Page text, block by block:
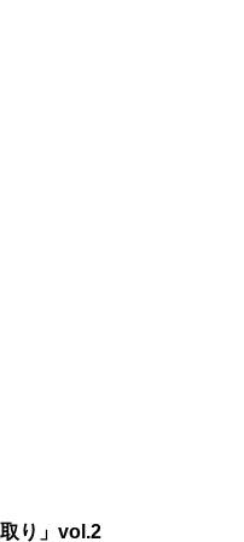
り」vol.2